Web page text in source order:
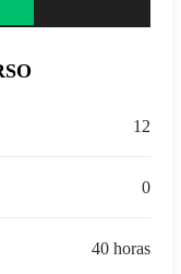
12
0
40 horas